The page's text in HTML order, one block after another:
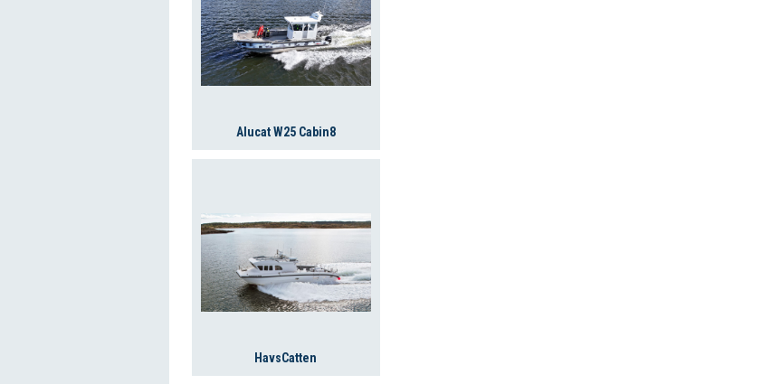
Alucat W25 Cabin8
HavsCatten